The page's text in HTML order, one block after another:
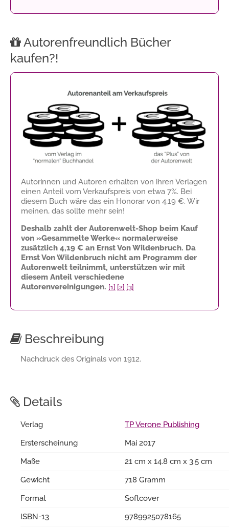
Autorenfreundlich Bücher
kaufen?!
Autorinnen und Autoren erhalten von ihren Verlagen
einen Anteil vom Verkaufspreis von etwa 7%. Bei
diesem Buch wäre das ein Honorar von 4,19 €. Wir
meinen, das sollte mehr sein!
Deshalb zahlt der Autorenwelt-Shop beim Kauf
von »Gesammelte Werke« normalerweise
zusätzlich 4,19 € an Ernst Von Wildenbruch. Da
Ernst Von Wildenbruch nicht am Programm der
Autorenwelt teilnimmt, unterstützen wir mit
diesem Anteil verschiedene
Autorenvereinigungen. [1] [2] [3]
Beschreibung
Nachdruck des Originals von 1912.
Details
Verlag
TP Verone Publishing
Ersterscheinung
Mai 2017
Maße
21 cm x 14.8 cm x 3.5 cm
Gewicht
718 Gramm
Format
Softcover
ISBN-13
9789925078165